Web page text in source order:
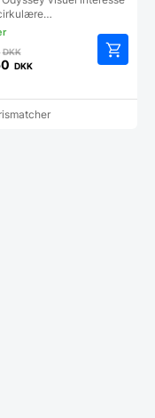
DKKDen
oprindelige
var:
414,95 DKK.
DKK